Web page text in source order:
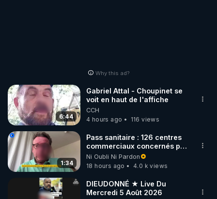
Why this ad?
6:44
Gabriel Attal - Choupinet se
voit en haut de l'affiche
CCH
4 hours ago
116 views
1:34
Pass sanitaire : 126 centres
commerciaux concernés par
l'obligation dans toute la
France
Ni Oubli Ni Pardon
18 hours ago
4.0 k views
DIEUDONNÉ ★ Live Du
Mercredi 5 Août 2026